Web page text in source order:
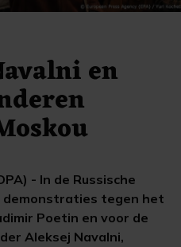
en
- In de Russische
demonstraties tegen het
Poetin en voor de
Aleksej Navalni,